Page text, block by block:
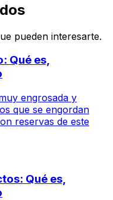
pueden interesarte.
Qué es,
engrosada y
que se engordan
reservas de este
Qué es,